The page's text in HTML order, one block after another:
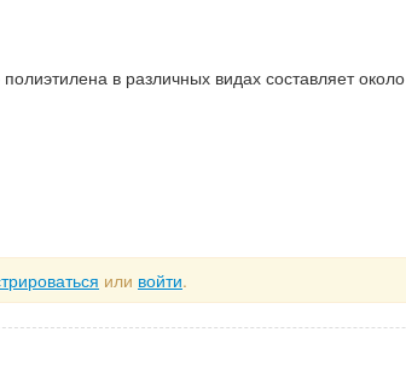
в различных видах составляет около
или войти.